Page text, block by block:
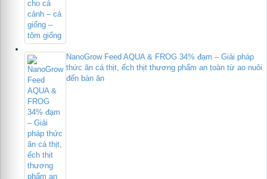
NanoGrow Feed AQUA & FROG 34% đạm – Giải pháp
thức ăn cá thịt, ếch thịt thương phẩm an toàn từ ao nuôi
đến bàn ăn